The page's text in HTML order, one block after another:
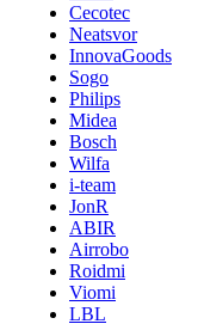
Cecotec
Neatsvor
InnovaGoods
Sogo
Philips
Midea
Bosch
Wilfa
i-team
JonR
ABIR
Airrobo
Roidmi
Viomi
LBL